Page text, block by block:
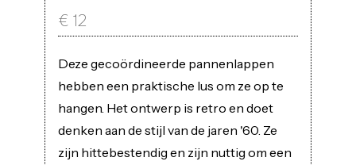
€ 12
Deze gecoördineerde pannenlappen
hebben een praktische lus om ze op te
hangen. Het ontwerp is retro en doet
denken aan de stijl van de jaren '60. Ze
zijn hittebestendig en zijn nuttig om een